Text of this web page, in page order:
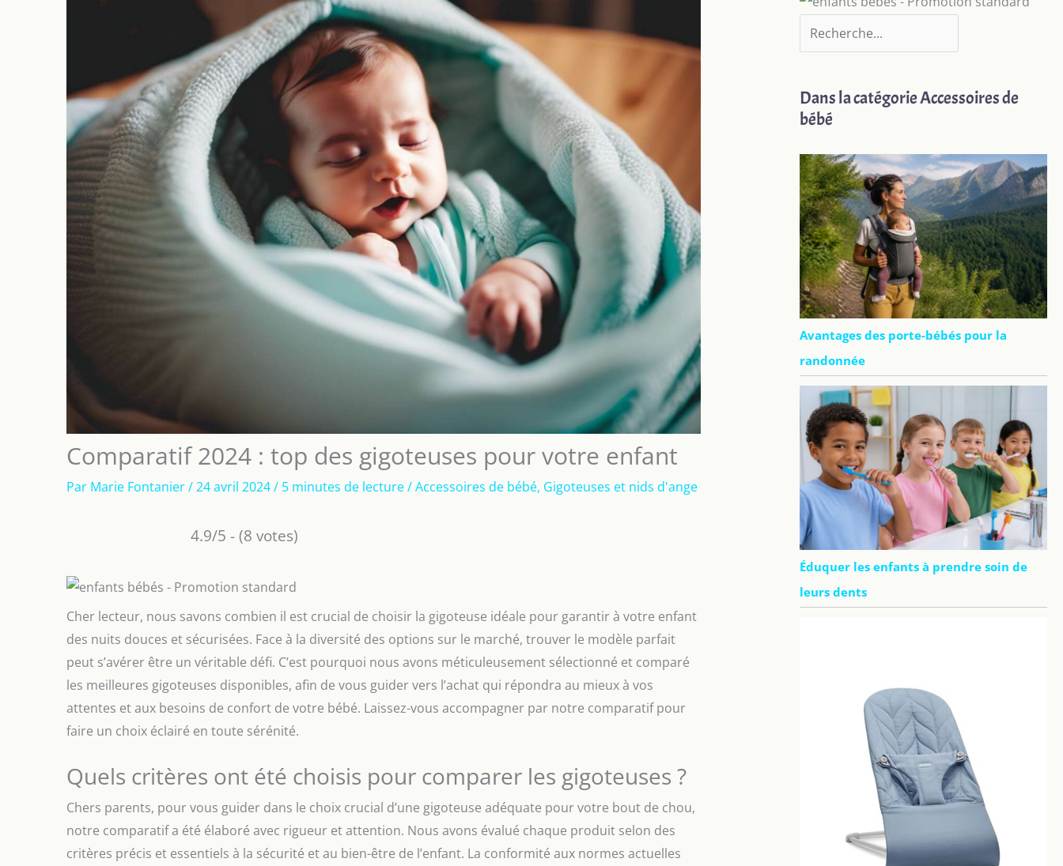
Comparatif 2024 : top des gigoteuses pour votre enfant
Par Marie Fontanier/24 avril 2024/ 5 minutes de lecture/Accessoires de bébé, Gigoteuses et nids d'ange
4.9/5 - (8 votes)
Cher lecteur, nous savons combien il est crucial de choisir la gigoteuse idéale pour garantir à votre enfant
des nuits douces et sécurisées. Face à la diversité des options sur le marché, trouver le modèle parfait
peut s’avérer être un véritable défi. C’est pourquoi nous avons méticuleusement sélectionné et comparé
les meilleures gigoteuses disponibles, afin de vous guider vers l’achat qui répondra au mieux à vos
attentes et aux besoins de confort de votre bébé. Laissez-vous accompagner par notre comparatif pour
faire un choix éclairé en toute sérénité.
Quels critères ont été choisis pour comparer les gigoteuses ?
Chers parents, pour vous guider dans le choix crucial d’une gigoteuse adéquate pour votre bout de chou,
notre comparatif a été élaboré avec rigueur et attention. Nous avons évalué chaque produit selon des
critères précis et essentiels à la sécurité et au bien-être de l’enfant. La conformité aux normes actuelles
Dans la catégorie Accessoires de
bébé
Avantages des porte-bébés pour la
randonnée
Éduquer les enfants à prendre soin de
leurs dents